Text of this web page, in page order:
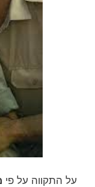
על התקווה על פי